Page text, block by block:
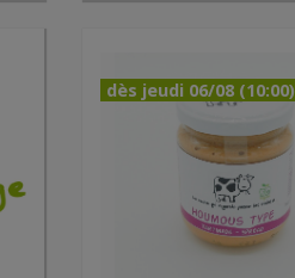
dès jeudi 06/08 (10:00)